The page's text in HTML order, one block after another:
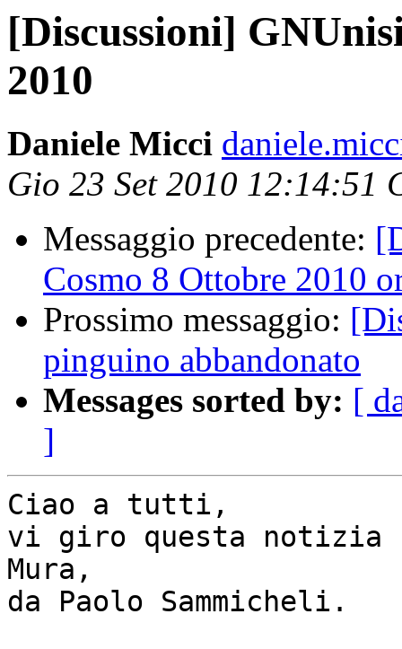
[Discussioni]
2010
Daniele Micci
Gio 23 Set 2010 12:14:51
Messaggio precedente:
Cosmo 8 Ottobre 2010
Prossimo messaggio:
pinguino abbandonato
Messages sorted by: [
]
Ciao a tutti,
vi giro questa notizia
Mura,
da Paolo Sammicheli.